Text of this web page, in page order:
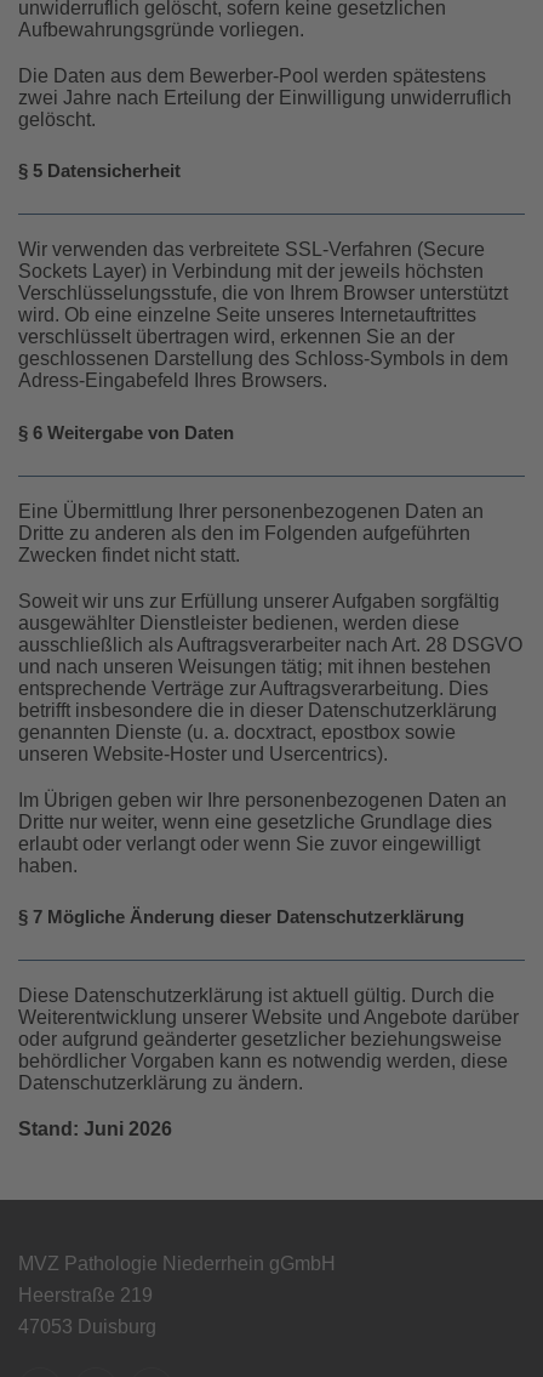
unwiderruflich gelöscht, sofern keine gesetzlichen
Aufbewahrungsgründe vorliegen.
Die Daten aus dem Bewerber-Pool werden spätestens
zwei Jahre nach Erteilung der Einwilligung unwiderruflich
gelöscht.
§ 5 Datensicherheit
Wir verwenden das verbreitete SSL-Verfahren (Secure
Sockets Layer) in Verbindung mit der jeweils höchsten
Verschlüsselungsstufe, die von Ihrem Browser unterstützt
wird. Ob eine einzelne Seite unseres Internetauftrittes
verschlüsselt übertragen wird, erkennen Sie an der
geschlossenen Darstellung des Schloss-Symbols in dem
Adress-Eingabefeld Ihres Browsers.
§ 6 Weitergabe von Daten
Eine Übermittlung Ihrer personenbezogenen Daten an
Dritte zu anderen als den im Folgenden aufgeführten
Zwecken findet nicht statt.
Soweit wir uns zur Erfüllung unserer Aufgaben sorgfältig
ausgewählter Dienstleister bedienen, werden diese
ausschließlich als Auftragsverarbeiter nach Art. 28 DSGVO
und nach unseren Weisungen tätig; mit ihnen bestehen
entsprechende Verträge zur Auftragsverarbeitung. Dies
betrifft insbesondere die in dieser Datenschutzerklärung
genannten Dienste (u. a. docxtract, epostbox sowie
unseren Website-Hoster und Usercentrics).
Im Übrigen geben wir Ihre personenbezogenen Daten an
Dritte nur weiter, wenn eine gesetzliche Grundlage dies
erlaubt oder verlangt oder wenn Sie zuvor eingewilligt
haben.
§ 7 Mögliche Änderung dieser Datenschutzerklärung
Diese Datenschutzerklärung ist aktuell gültig. Durch die
Weiterentwicklung unserer Website und Angebote darüber
oder aufgrund geänderter gesetzlicher beziehungsweise
behördlicher Vorgaben kann es notwendig werden, diese
Datenschutzerklärung zu ändern.
Stand: Juni 2026
MVZ Pathologie Niederrhein gGmbH
Heerstraße 219
47053 Duisburg